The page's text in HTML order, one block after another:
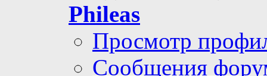
Phileas
Просмотр
Сообщения